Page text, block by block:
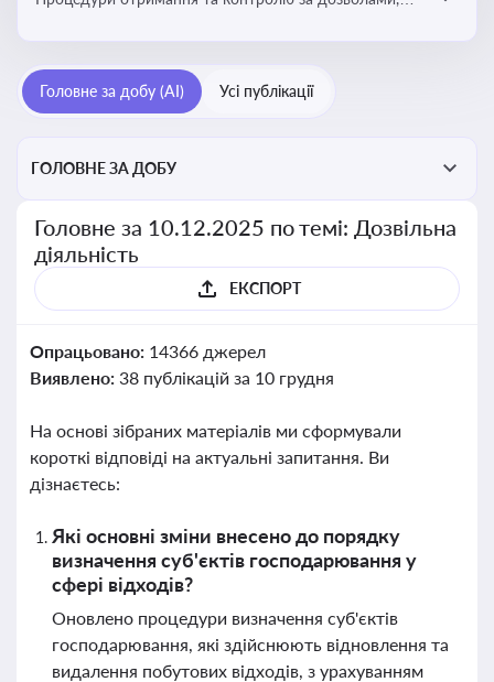
законодавстві, щоб уникнути порушень та
забезпечити відповідність вимогам регуляторних
Головне за добу (AI) Усі публікації
ГОЛОВНЕ ЗА ДОБУ
Головне за 10.12.2025 по темі: Дозвільна
діяльність
ЕКСПОРТ
Опрацьовано: 14366 джерел
Виявлено: 38 публікацій за 10 грудня
На основі зібраних матеріалів ми сформували
короткі відповіді на актуальні запитання. Ви
дізнаєтесь:
Які основні зміни внесено до порядку
визначення суб'єктів господарювання у
сфері відходів?
Оновлено процедури визначення суб'єктів
господарювання, які здійснюють відновлення та
видалення побутових відходів, з урахуванням